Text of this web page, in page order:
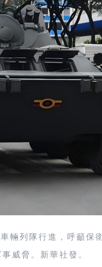
輛列隊行進，呼籲保
威脅。新華社發。